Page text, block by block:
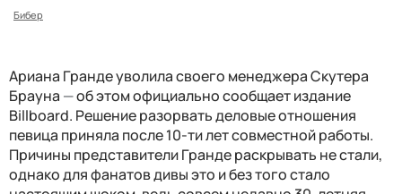
Бибер
Ариана Гранде уволила своего менеджера Скутера
Брауна —об этом официально сообщает издание
Billboard. Решение разорвать деловые отношения
певица приняла после 10-ти лет совместной работы.
Причины представители Гранде раскрывать не стали,
однако для фанатов дивы это и без того стало